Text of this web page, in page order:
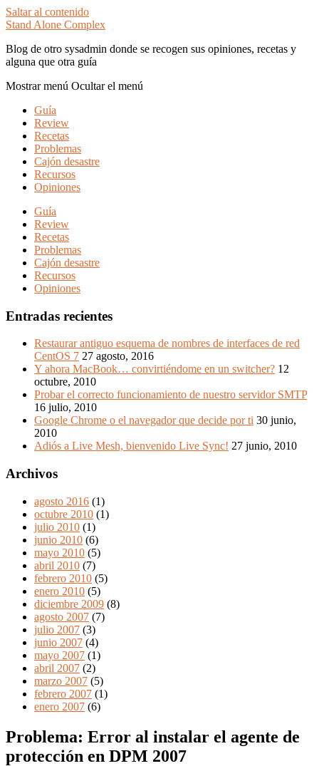
Saltar al contenido
Stand Alone Complex
Blog de otro sysadmin donde se recogen sus opiniones, recetas y
alguna que otra guía
Mostrar menú Ocultar el menú
Guía
Review
Recetas
Problemas
Cajón desastre
Recursos
Opiniones
Guía
Review
Recetas
Problemas
Cajón desastre
Recursos
Opiniones
Entradas recientes
Restaurar antiguo esquema de nombres de interfaces de red
CentOS 7 27 agosto, 2016
Y ahora MacBook… convirtiéndome en un switcher? 12
octubre, 2010
Probar el correcto funcionamiento de nuestro servidor SMTP
16 julio, 2010
Google Chrome o el navegador que decide por ti 30 junio,
2010
Adiós a Live Mesh, bienvenido Live Sync! 27 junio, 2010
Archivos
agosto 2016 (1)
octubre 2010 (1)
julio 2010 (1)
junio 2010 (6)
mayo 2010 (5)
abril 2010 (7)
febrero 2010 (5)
enero 2010 (5)
diciembre 2009 (8)
agosto 2007 (7)
julio 2007 (3)
junio 2007 (4)
mayo 2007 (1)
abril 2007 (2)
marzo 2007 (5)
febrero 2007 (1)
enero 2007 (6)
Problema: Error al instalar el agente de
protección en DPM 2007